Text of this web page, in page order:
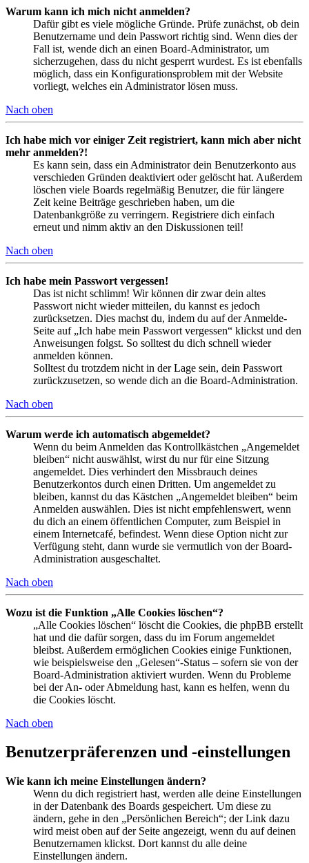
Warum kann ich mich nicht anmelden?
Dafür gibt es viele mögliche Gründe. Prüfe zunächst, ob dein
Benutzername und dein Passwort richtig sind. Wenn dies der
Fall ist, wende dich an einen Board-Administrator, um
sicherzugehen, dass du nicht gesperrt wurdest. Es ist ebenfalls
möglich, dass ein Konfigurationsproblem mit der Website
vorliegt, welches ein Administrator lösen muss.
Nach oben
Ich habe mich vor einiger Zeit registriert, kann mich aber nicht
mehr anmelden?!
Es kann sein, dass ein Administrator dein Benutzerkonto aus
verschieden Gründen deaktiviert oder gelöscht hat. Außerdem
löschen viele Boards regelmäßig Benutzer, die für längere
Zeit keine Beiträge geschrieben haben, um die
Datenbankgröße zu verringern. Registriere dich einfach
erneut und nimm aktiv an den Diskussionen teil!
Nach oben
Ich habe mein Passwort vergessen!
Das ist nicht schlimm! Wir können dir zwar dein altes
Passwort nicht wieder mitteilen, du kannst es jedoch
zurücksetzen. Dies machst du, indem du auf der Anmelde-
Seite auf „Ich habe mein Passwort vergessen“ klickst und den
Anweisungen folgst. So solltest du dich schnell wieder
anmelden können.
Solltest du trotzdem nicht in der Lage sein, dein Passwort
zurückzusetzen, so wende dich an die Board-Administration.
Nach oben
Warum werde ich automatisch abgemeldet?
Wenn du beim Anmelden das Kontrollkästchen „Angemeldet
bleiben“ nicht auswählst, wirst du nur für eine Sitzung
angemeldet. Dies verhindert den Missbrauch deines
Benutzerkontos durch einen Dritten. Um angemeldet zu
bleiben, kannst du das Kästchen „Angemeldet bleiben“ beim
Anmelden auswählen. Dies ist nicht empfehlenswert, wenn
du dich an einem öffentlichen Computer, zum Beispiel in
einem Internetcafé, befindest. Wenn diese Option nicht zur
Verfügung steht, dann wurde sie vermutlich von der Board-
Administration ausgeschaltet.
Nach oben
Wozu ist die Funktion „Alle Cookies löschen“?
„Alle Cookies löschen“ löscht die Cookies, die phpBB erstellt
hat und die dafür sorgen, dass du im Forum angemeldet
bleibst. Außerdem ermöglichen Cookies einige Funktionen,
wie beispielsweise den „Gelesen“-Status – sofern sie von der
Board-Administration aktiviert wurden. Wenn du Probleme
bei der An- oder Abmeldung hast, kann es helfen, wenn du
die Cookies löscht.
Nach oben
Benutzerpräferenzen und -einstellungen
Wie kann ich meine Einstellungen ändern?
Wenn du dich registriert hast, werden alle deine Einstellungen
in der Datenbank des Boards gespeichert. Um diese zu
ändern, gehe in den „Persönlichen Bereich“; der Link dazu
wird meist oben auf der Seite angezeigt, wenn du auf deinen
Benutzernamen klickst. Dort kannst du alle deine
Einstellungen ändern.